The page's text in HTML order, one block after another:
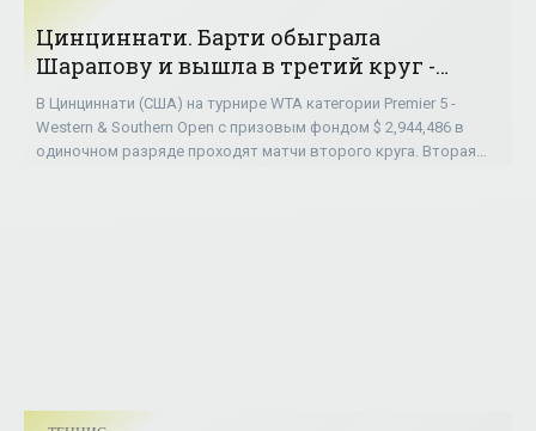
Цинциннати. Барти обыграла
Шарапову и вышла в третий круг -
«ТЕННИС»
В Цинциннати (США) на турнире WTA категории Premier 5 -
Western & Southern Open с призовым фондом $ 2,944,486 в
одиночном разряде проходят матчи второго круга. Вторая